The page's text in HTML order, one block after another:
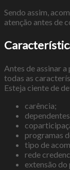
Sendo assim,
atenção antes de
Antes de assinar
todas as
Esteja ciente de
carência;
programas
tipo de
rede
extensão do